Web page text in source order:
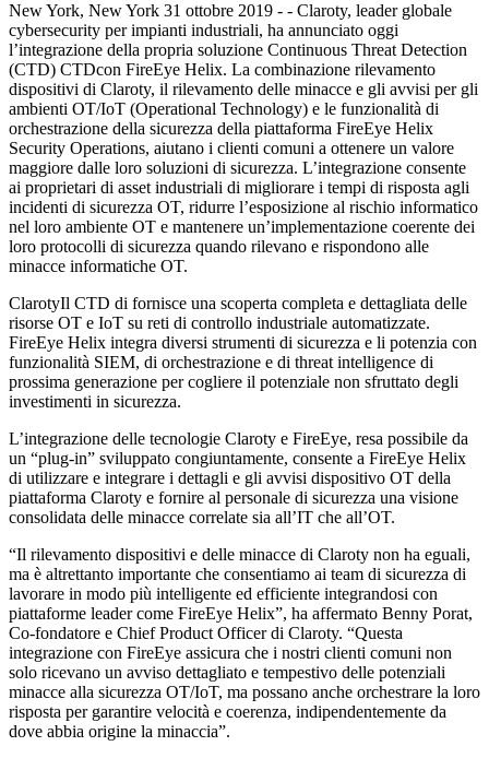
New York, New York 31 ottobre 2019 - - Claroty, leader globale
cybersecurity per impianti industriali, ha annunciato oggi
l’integrazione della propria soluzione Continuous Threat Detection
(CTD) CTDcon FireEye Helix. La combinazione rilevamento
dispositivi di Claroty, il rilevamento delle minacce e gli avvisi per gli
ambienti OT/IoT (Operational Technology) e le funzionalità di
orchestrazione della sicurezza della piattaforma FireEye Helix
Security Operations, aiutano i clienti comuni a ottenere un valore
maggiore dalle loro soluzioni di sicurezza. L’integrazione consente
ai proprietari di asset industriali di migliorare i tempi di risposta agli
incidenti di sicurezza OT, ridurre l’esposizione al rischio informatico
nel loro ambiente OT e mantenere un’implementazione coerente dei
loro protocolli di sicurezza quando rilevano e rispondono alle
minacce informatiche OT.
ClarotyIl CTD di fornisce una scoperta completa e dettagliata delle
risorse OT e IoT su reti di controllo industriale automatizzate.
FireEye Helix integra diversi strumenti di sicurezza e li potenzia con
funzionalità SIEM, di orchestrazione e di threat intelligence di
prossima generazione per cogliere il potenziale non sfruttato degli
investimenti in sicurezza.
L’integrazione delle tecnologie Claroty e FireEye, resa possibile da
un “plug-in” sviluppato congiuntamente, consente a FireEye Helix
di utilizzare e integrare i dettagli e gli avvisi dispositivo OT della
piattaforma Claroty e fornire al personale di sicurezza una visione
consolidata delle minacce correlate sia all’IT che all’OT.
“Il rilevamento dispositivi e delle minacce di Claroty non ha eguali,
ma è altrettanto importante che consentiamo ai team di sicurezza di
lavorare in modo più intelligente ed efficiente integrandosi con
piattaforme leader come FireEye Helix”, ha affermato Benny Porat,
Co-fondatore e Chief Product Officer di Claroty. “Questa
integrazione con FireEye assicura che i nostri clienti comuni non
solo ricevano un avviso dettagliato e tempestivo delle potenziali
minacce alla sicurezza OT/IoT, ma possano anche orchestrare la loro
risposta per garantire velocità e coerenza, indipendentemente da
dove abbia origine la minaccia”.